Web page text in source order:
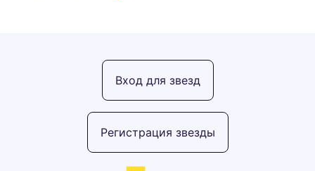
Регистрация звезды
Вход для звезд